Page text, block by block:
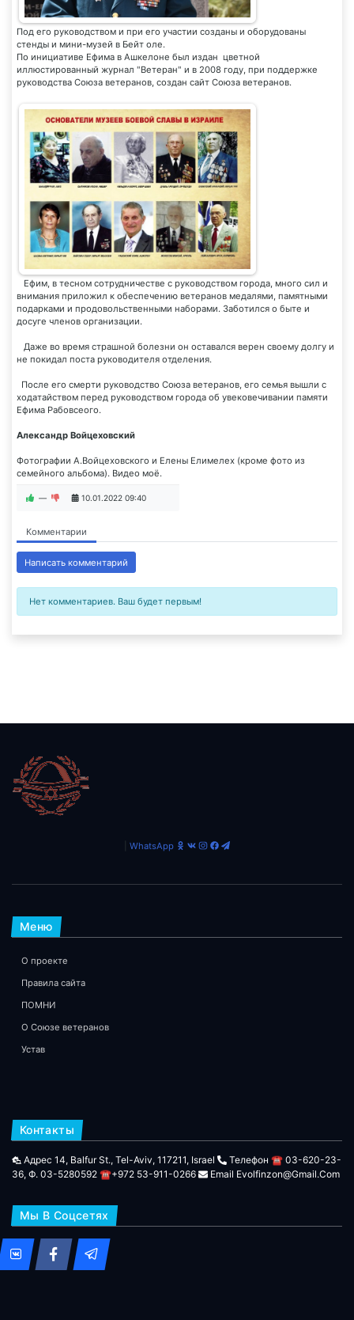
Под его руководством и при его участии созданы и оборудованы
стенды и мини-музей в Бейт оле.
По инициативе Ефима в Ашкелоне был издан цветной
иллюстированный журнал "Ветеран" и в 2008 году, при поддержке
руководства Союза ветеранов, создан сайт Союза ветеранов.
Ефим, в тесном сотрудничестве с руководством города, много сил и
внимания приложил к обеспечению ветеранов медалями, памятными
подарками и продовольственными наборами. Заботился о быте и
досуге членов организации.
Даже во время страшной болезни он оставался верен своему долгу и
не покидал поста руководителя отделения.
После его смерти руководство Союза ветеранов, его семья вышли с
ходатайством перед руководством города об увековечивании памяти
Ефима Рабовсеого.
Александр Войцеховский
Фотографии А.Войцеховского и Елены Елимелех (кроме фото из
семейного альбома). Видео моё.
— 10.01.2022 09:40
Комментарии
Написать комментарий
Нет комментариев. Ваш будет первым!
WhatsApp
Меню
О проекте
Правила сайта
ПОМНИ
О Союзе ветеранов
Устав
Контакты
Адрес 14, Balfur St., Tel-Aviv, 117211, Israel
Телефон ☎ 03-620-23-
36, Ф. 03-5280592 ☎+972 53-911-0266
Email Evolfinzon@gmail.com
Мы В Соцсетях